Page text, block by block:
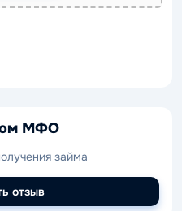
МФО
займа
отзыв